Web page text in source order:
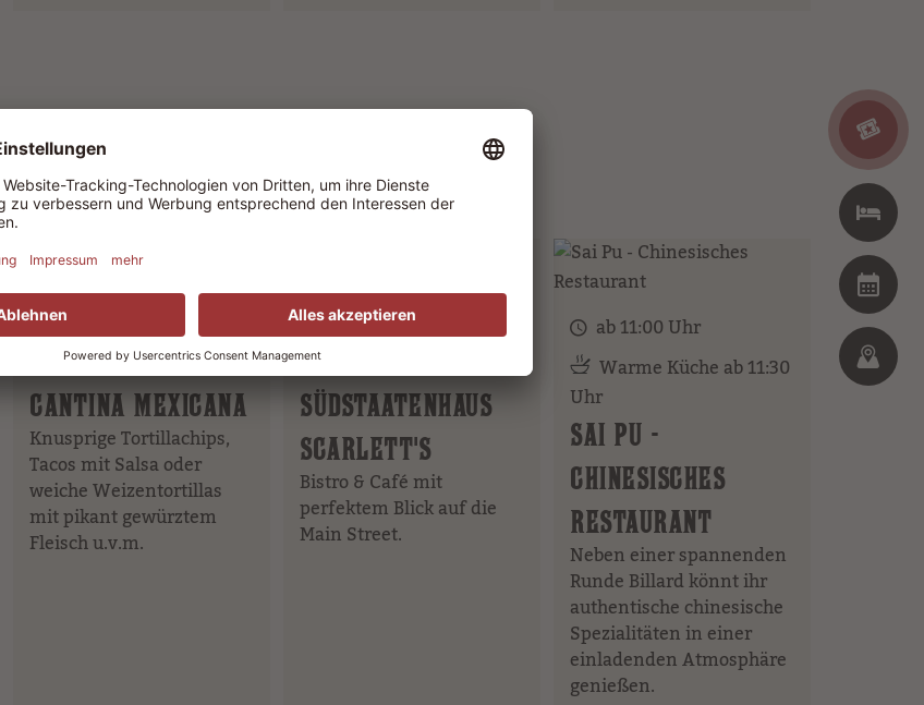
ab 11:00 Uhr
Warme Küche 11:30 –
21:00 Uhr
CANTINA MEXICANA
Knusprige Tortillachips,
Tacos mit Salsa oder
weiche Weizentortillas
mit pikant gewürztem
Fleisch u.v.m.
ab 11:00 Uhr
Warme Küche 11:30 –
18:00 Uhr
SÜDSTAATENHAUS
SCARLETT'S
Bistro & Café mit
perfektem Blick auf die
Main Street.
ab 11:00 Uhr
Warme Küche ab 11:30
Uhr
SAI PU -
CHINESISCHES
RESTAURANT
Neben einer spannenden
Runde Billard könnt ihr
authentische chinesische
Spezialitäten in einer
einladenden Atmosphäre
genießen.